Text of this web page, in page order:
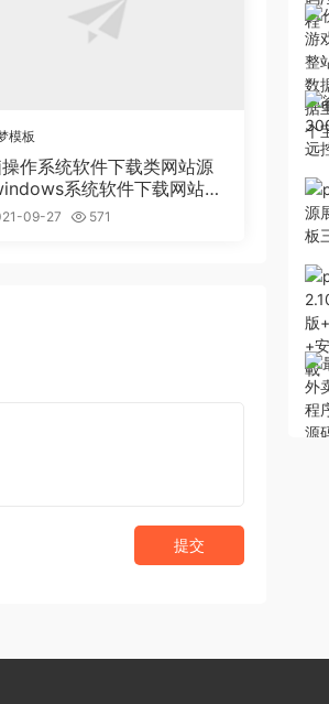
模板
作系统软件下载类网站源
系统软件下载网站织
09-27 571
提交